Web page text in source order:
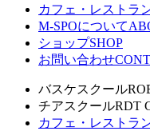
カフェ・レストラ
M-SPOについて
ショップSHOP
お問い合わせ
バスケスクール
チアスクールRDT
カフェ・レストラ